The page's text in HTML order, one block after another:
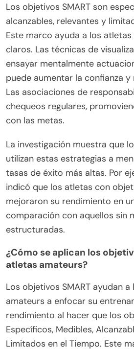
Los objetivos SMART son
alcanzables, relevantes y
Este marco ayuda a los
claros. Las técnicas de
ensayar mentalmente
puede aumentar la confianza
Las asociaciones de
chequeos regulares,
con las metas.
La investigación muestra que
utilizan estas estrategias a
tasas de éxito más altas. Por
indicó que los atletas con
mejoraron su rendimiento en
comparación con aquellos sin
estructuradas.
¿Cómo se aplican los
atletas amateurs?
Los objetivos SMART ayudan
amateurs a enfocar su
rendimiento al hacer que los
Específicos, Medibles,
Limitados en el Tiempo. Este